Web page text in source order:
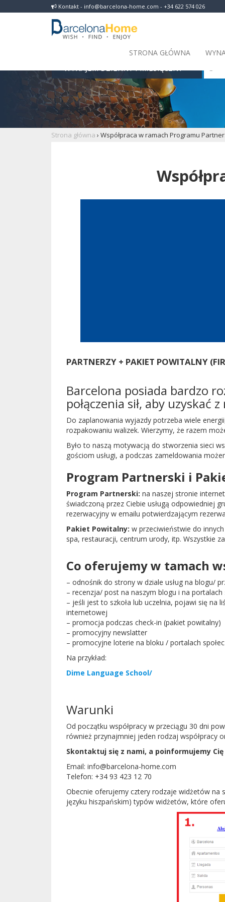
Kontakt - info@barcelona-home.com - +34 622 574 026
STRONA GŁÓWNA
Strona główna › Współpraca w ramach Programu
PARTNERZY + PAKIET POWITALNY
Barcelona posiada bardzo
połączenia sił, aby uzyskać
Do zaplanowania wyjazdy potrzeba wiele
rozpakowaniu walizek. Wierzymy, że razem
Było to naszą motywacją do stworzenia sieci
gościom usługi, a podczas zameldowania
Program Partnerski i
Program Partnerski: na naszej stronie
świadczoną przez Ciebie usługą odpowiedniej
rezerwacyjny w emailu potwierdzającym
Pakiet Powitalny: w przeciwieństwie do
spa, restauracji, centrum urody, itp. Wszystkie
Co oferujemy w tamach
– odnośnik do strony w dziale usług na blogu/
– recenzja/ post na naszym blogu i na portalach
– jeśli jest to szkoła lub uczelnia, pojawi się na
internetowej
– promocja podczas check-in (pakiet powitalny)
– promocyjny newslatter
– promocyjne loterie na bloku / portalach
Na przykład:
Dime Language School/
Warunki
Od początku współpracy w przeciągu 30 dni
również przynajmniej jeden rodzaj współpracy
Skontaktuj się z nami, a poinformujemy
Email: info@barcelona-home.com
Telefon: +34 93 423 12 70
Obecnie oferujemy cztery rodzaje widżetów na
języku hiszpańskim) typów widżetów, które